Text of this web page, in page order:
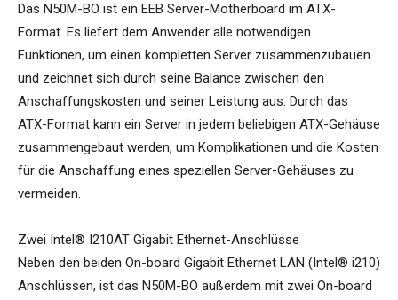
Das N50M-BO ist ein EEB Server-Motherboard im ATX-
Format. Es liefert dem Anwender alle notwendigen
Funktionen, um einen kompletten Server zusammenzubauen
und zeichnet sich durch seine Balance zwischen den
Anschaffungskosten und seiner Leistung aus. Durch das
ATX-Format kann ein Server in jedem beliebigen ATX-Gehäuse
zusammengebaut werden, um Komplikationen und die Kosten
für die Anschaffung eines speziellen Server-Gehäuses zu
vermeiden.
Zwei Intel® I210AT Gigabit Ethernet-Anschlüsse
Neben den beiden On-board Gigabit Ethernet LAN (Intel® i210)
Anschlüssen, ist das N50M-BO außerdem mit zwei On-board